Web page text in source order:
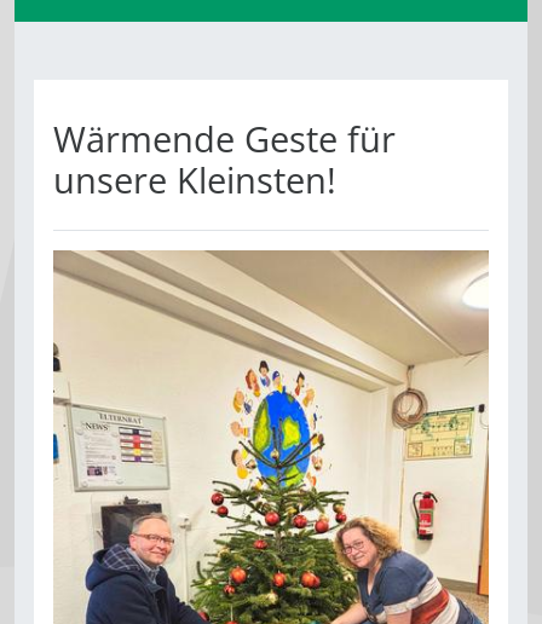
Wärmende Geste für
unsere Kleinsten!